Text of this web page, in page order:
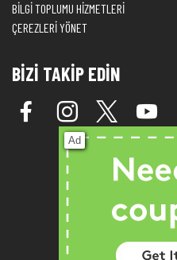
BİLGİ TOPLUMU HİZMETLERİ
ÇEREZLERİ YÖNET
BİZİ TAKİP EDİN
Ad